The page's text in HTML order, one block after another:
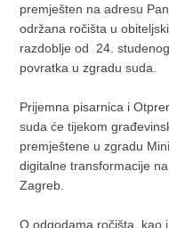
premješten na adresu
održana ročišta u
razdoblje od 24.
povratka u zgradu suda.
Prijemna pisarnica i
suda će tijekom
premještene u zgradu
digitalne transformacije
Zagreb.
O odgodama ročišta, kao